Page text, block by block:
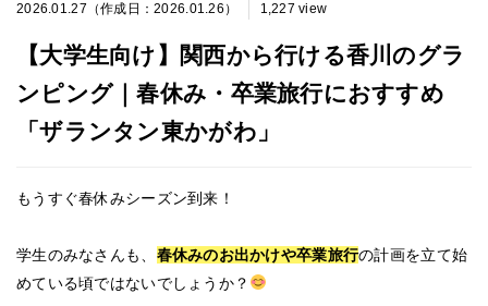
2026.01.27（作成日：2026.01.26） 1,227 view
【大学生向け】関西から行ける香川のグラ
ンピング｜春休み・卒業旅行におすすめ
「ザランタン東かがわ」
もうすぐ春休みシーズン到来！
学生のみなさんも、 春休みのお出かけや卒業旅行の計画を立て始
めている頃ではないでしょうか？